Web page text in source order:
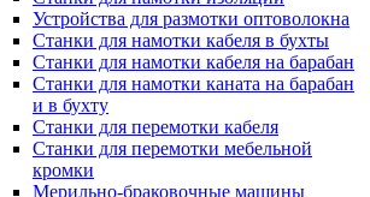
Устройства для размотки оптоволокна
Станки для намотки кабеля в бухты
Станки для намотки кабеля на барабан
Станки для намотки каната на барабан
и в бухту
Станки для перемотки кабеля
Станки для перемотки мебельной
кромки
Мерильно-браковочные машины